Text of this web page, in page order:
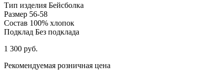
Тип изделия Бейсболка
Размер 56-58
Состав 100% хлопок
Подклад Без подклада
1 300 руб.
Рекомендуемая розничная цена